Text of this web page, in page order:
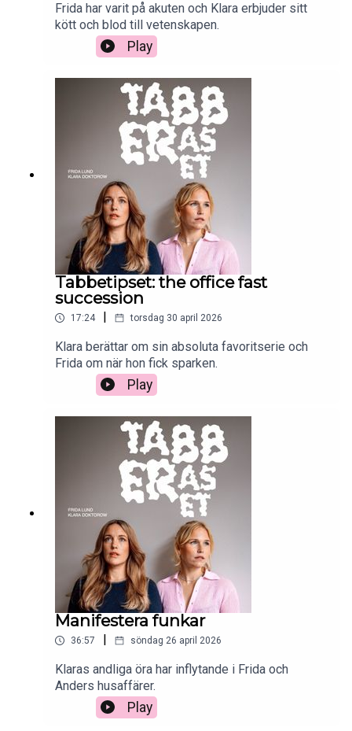
Frida har varit på akuten och Klara erbjuder sitt
kött och blod till vetenskapen.
Play
Tabbetipset: the office fast
succession
17:24 | torsdag 30 april 2026
Klara berättar om sin absoluta favoritserie och
Frida om när hon fick sparken.
Play
Manifestera funkar
36:57 söndag 26 april 2026
Klaras andliga öra har inflytande i Frida och
Anders husaffärer.
Play